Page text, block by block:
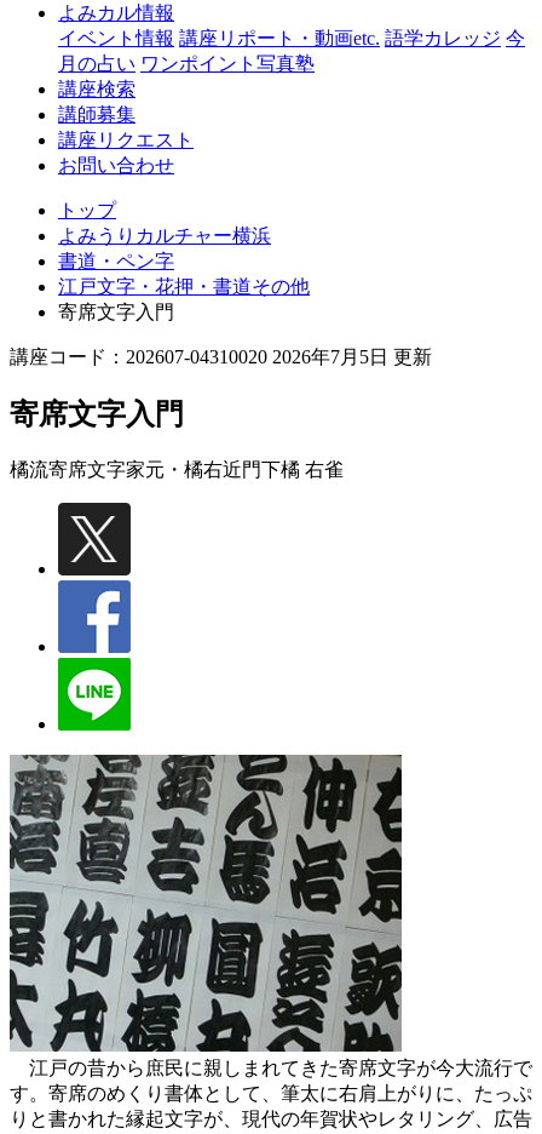
よみカル情報
イベント情報 講座リポート・動画etc. 語学カレッジ 今
月の占い ワンポイント写真塾
講座検索
講師募集
講座リクエスト
お問い合わせ
トップ
よみうりカルチャー横浜
書道・ペン字
江戸文字・花押・書道その他
寄席文字入門
講座コード：202607-04310020 2026年7月5日 更新
寄席文字入門
橘流寄席文字家元・橘右近門下橘 右雀
江戸の昔から庶民に親しまれてきた寄席文字が今大流行で
す。寄席のめくり書体として、筆太に右肩上がりに、たっぷ
りと書かれた縁起文字が、現代の年賀状やレタリング、広告